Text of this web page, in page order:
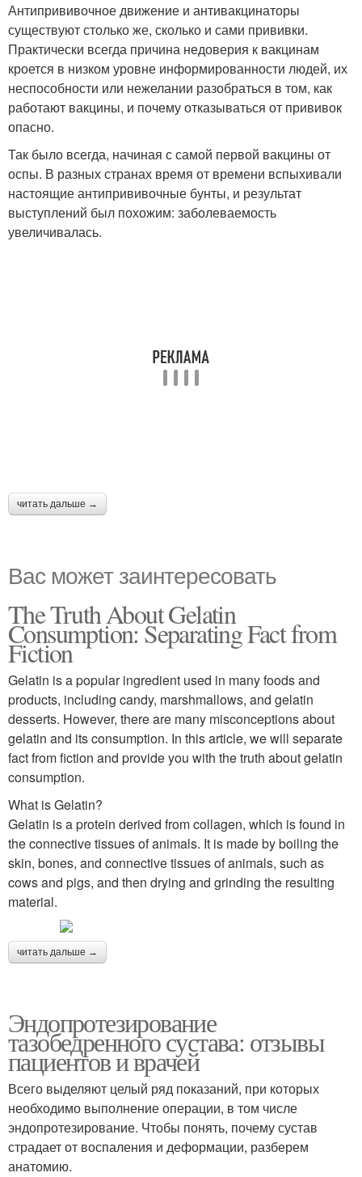
Антипрививочное движение и антивакцинаторы
существуют столько же, сколько и сами прививки.
Практически всегда причина недоверия к вакцинам
кроется в низком уровне информированности людей, их
неспособности или нежелании разобраться в том, как
работают вакцины, и почему отказываться от прививок
опасно.
Так было всегда, начиная с самой первой вакцины от
оспы. В разных странах время от времени вспыхивали
настоящие антипрививочные бунты, и результат
выступлений был похожим: заболеваемость
увеличивалась.
читать дальше →
Вас может заинтересовать
The Truth About Gelatin
Consumption: Separating Fact from
Fiction
Gelatin is a popular ingredient used in many foods and
products, including candy, marshmallows, and gelatin
desserts. However, there are many misconceptions about
gelatin and its consumption. In this article, we will separate
fact from fiction and provide you with the truth about gelatin
consumption.
What is Gelatin?
Gelatin is a protein derived from collagen, which is found in
the connective tissues of animals. It is made by boiling the
skin, bones, and connective tissues of animals, such as
cows and pigs, and then drying and grinding the resulting
material.
читать дальше →
Эндопротезирование
тазобедренного сустава: отзывы
пациентов и врачей
Всего выделяют целый ряд показаний, при которых
необходимо выполнение операции, в том числе
эндопротезирование. Чтобы понять, почему сустав
страдает от воспаления и деформации, разберем
анатомию.